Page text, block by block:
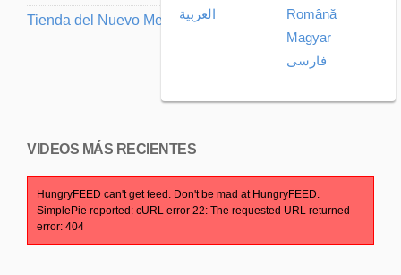
Tienda del Nuevo Mensaje (en inglés)
العربية
Română
Magyar
فارسی
VIDEOS MÁS RECIENTES
HungryFEED can't get feed. Don't be mad at HungryFEED.
SimplePie reported: cURL error 22: The requested URL returned
error: 404